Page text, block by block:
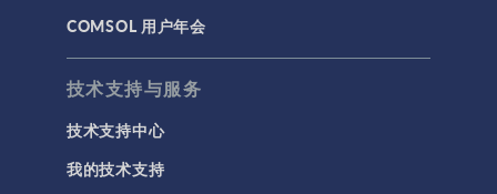
COMSOL 用户年会
技术支持与服务
技术支持中心
我的技术支持